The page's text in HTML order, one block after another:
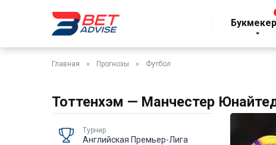
Главная » Прогнозы » Футбол
Тоттенхэм — Манчестер
Турнир
Английская Премьер-Лига